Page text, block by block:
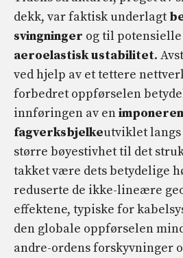
dekk, var faktisk underlagt
svingninger og til
aeroelastisk ustabilitet.
ved hjelp av et tettere
forbedret oppførselen
innføringen av en
fagverksbjelkeutviklet
større bøyestivhet til det
takket være dets betydelige
reduserte de ikke-lineære
effektene, typiske for
den globale oppførselen
andre-ordens forskyvninger